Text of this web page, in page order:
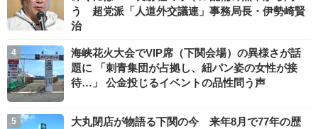
う 超党派「人道外交議連」事務局長・伊勢崎賢
治
海峡花火大会でVIP席（下関会場）の異様さが話
題に 「刺青集団が占拠し、紐パン姿の女性が接
待…」 公金投じるイベントの品性問う声
大丸閉店が物語る下関の今 来年8月で77年の歴